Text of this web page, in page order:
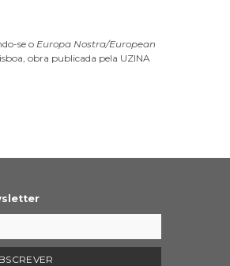
se o Europa Nostra/European
obra publicada pela UZINA